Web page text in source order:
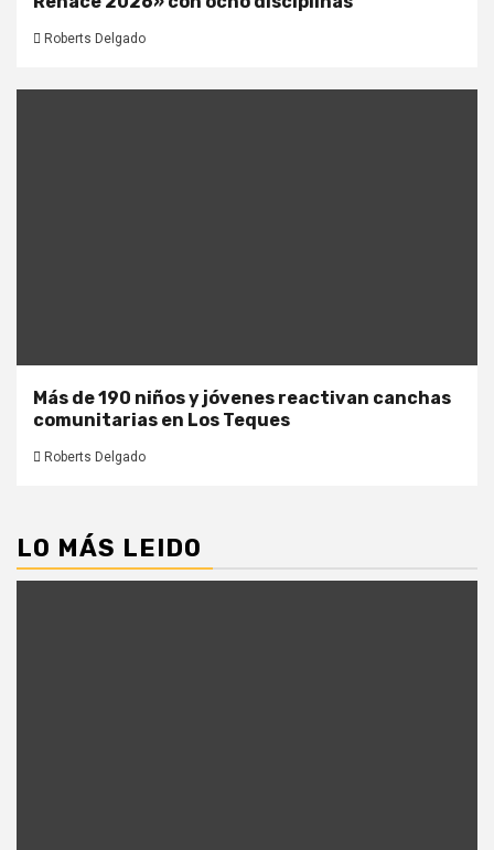
Roberts Delgado
Más de 190 niños y jóvenes reactivan canchas
comunitarias en Los Teques
Roberts Delgado
LO MÁS LEIDO